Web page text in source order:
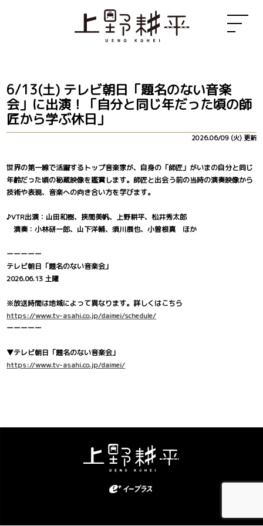
6/13(土) テレビ朝日「題名のない音楽
会」に出演！「自分と同じ年だった頃の師
匠から学ぶ休日」
2026.06/09 (火) 更新
世界の第一線で活躍するトップ音楽家が、自身の「師匠」がいまの自分と同じ
年齢だった頃の秘蔵映像を鑑賞します。師匠と出会う前の当時の演奏映像から
技術や表現、音楽への向き合い方を学びます。
♪VTR出演：山田和樹、挾間美帆、上野耕平、松井秀太郎
演奏：小林研一郎、山下洋輔、須川展也、小曽根真 ほか
ーーーーー
テレビ朝日「題名のない音楽会」
2026.06.13 土曜
※放送時間は地域によって異なります。詳しくはこちら
https://www.tv-asahi.co.jp/daimei/schedule/
ーーーーー
▼テレビ朝日「題名のない音楽会」
https://www.tv-asahi.co.jp/daimei/